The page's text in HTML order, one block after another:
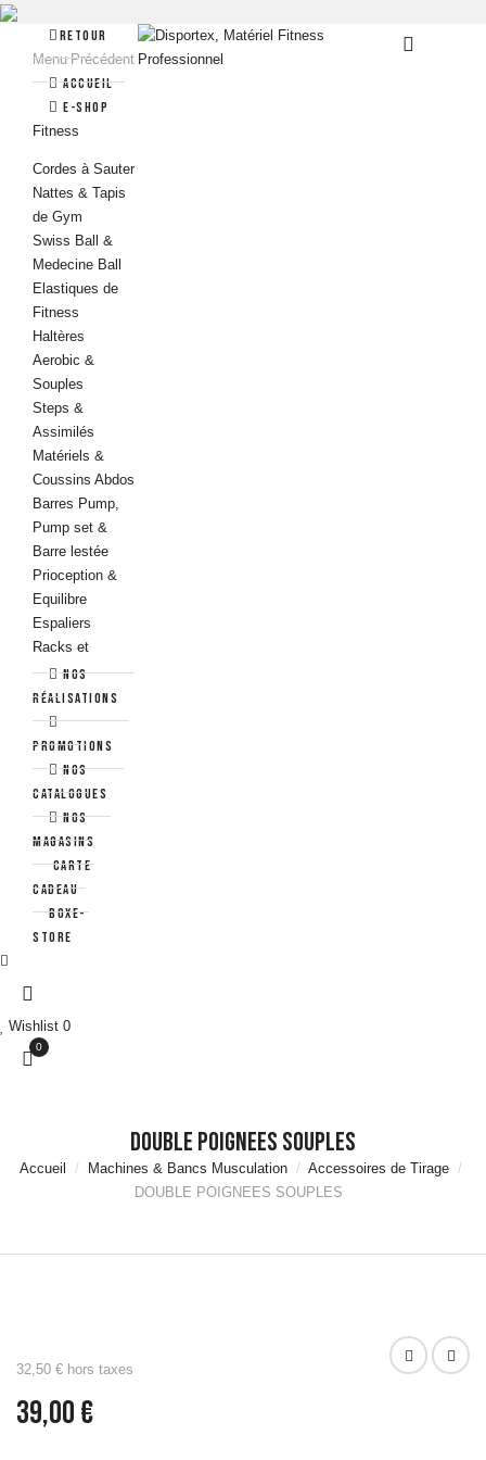
Retour
Menu Précédent
Accueil
e-Shop
Fitness
Cordes à Sauter
Nattes & Tapis
de Gym
Swiss Ball &
Medecine Ball
Elastiques de
Fitness
Haltères
Aerobic &
Souples
Steps &
Assimilés
Matériels &
Coussins Abdos
Barres Pump,
Pump set &
Barre lestée
Prioception &
Equilibre
Espaliers
Racks et
Supports
Fitness
Yoga - Pilates &
Stretching
Pilates & Gym
douce
Yoga
Streching &
Récupération
Aquafitness
Aquabikes &
Natation
Accessoires
Piscine
Musculation &
Racks
Autres
Nos
réalisations
Promotions
Nos
catalogues
NOS
MAGASINS
Carte
cadeau
Boxe-
Store
Wishlist 0
0
DOUBLE POIGNEES SOUPLES
Accueil Machines & Bancs Musculation
Accessoires de Tirage
DOUBLE POIGNEES SOUPLES
32,50 € hors taxes
39,00 €